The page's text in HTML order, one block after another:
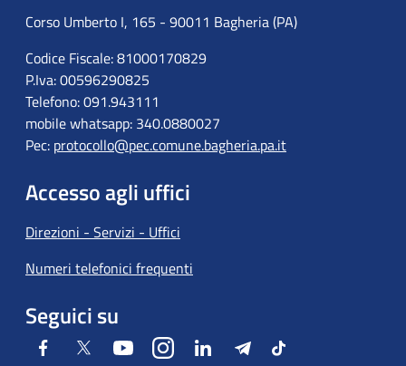
Corso Umberto I, 165 - 90011 Bagheria (PA)
Codice Fiscale: 81000170829
P.Iva: 00596290825
Telefono: 091.943111
mobile whatsapp: 340.0880027
Pec: protocollo@pec.comune.bagheria.pa.it
Accesso agli uffici
Direzioni - Servizi - Uffici
Numeri telefonici frequenti
Seguici su
Facebook Twitter YoutubeInstagramLinkedIn TelegramTiktok